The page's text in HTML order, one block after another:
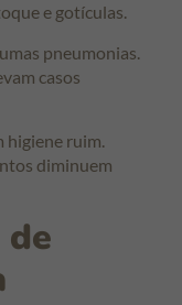
e gotículas.
pneumonias.
casos
higiene ruim.
diminuem